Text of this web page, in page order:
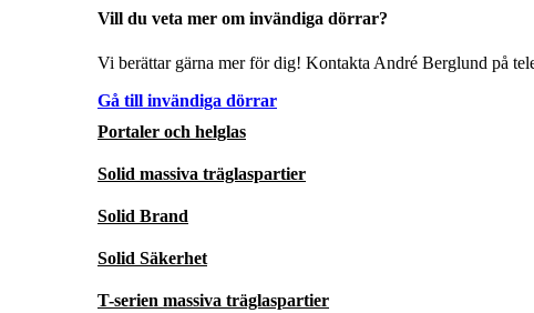
Vill du veta mer om invändiga dörrar?
Vi berättar gärna mer för dig! Kontakta André Berglund på
Gå till invändiga dörrar
Portaler och helglas
Solid massiva träglaspartier
Solid Brand
Solid Säkerhet
T-serien massiva träglaspartier